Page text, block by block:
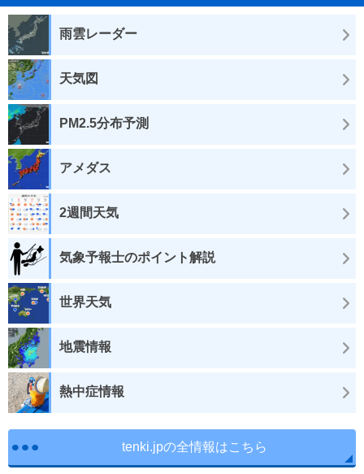
雨雲レーダー
天気図
PM2.5分布予測
アメダス
2週間天気
気象予報士のポイント解説
世界天気
地震情報
熱中症情報
tenki.jpの全情報はこちら